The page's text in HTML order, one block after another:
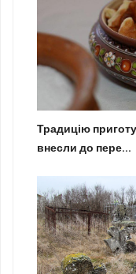
Традицію
внесли до пере...